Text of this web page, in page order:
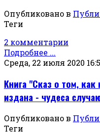
Опубликовано в
Теги
2 комментарии
Подробнее ...
Среда, 22 июля 2020
Книга "Сказ о том,
издана - чудеса
Опубликовано в
Теги